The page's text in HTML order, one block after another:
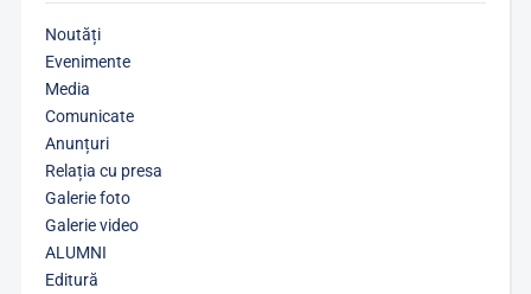
Noutăți
Evenimente
Media
Comunicate
Anunțuri
Relația cu presa
Galerie foto
Galerie video
ALUMNI
Editură